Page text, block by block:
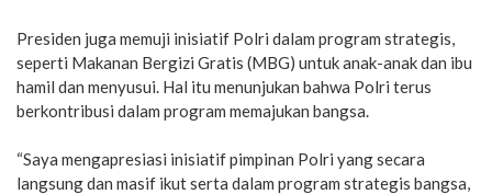
Presiden juga memuji inisiatif Polri dalam program strategis,
seperti Makanan Bergizi Gratis (MBG) untuk anak-anak dan ibu
hamil dan menyusui. Hal itu menunjukan bahwa Polri terus
berkontribusi dalam program memajukan bangsa.
“Saya mengapresiasi inisiatif pimpinan Polri yang secara
langsung dan masif ikut serta dalam program strategis bangsa,